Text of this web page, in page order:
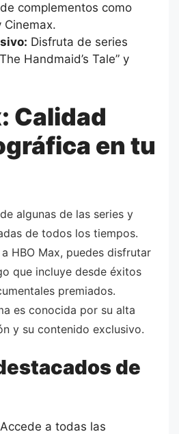
complementos como
Cinemax.
Disfruta de series
Handmaid’s Tale” y
Calidad
en tu
algunas de las series y
de todos los tiempos.
HBO Max, puedes disfrutar
que incluye desde éxitos
premiados.
es conocida por su alta
y su contenido exclusivo.
de
Accede a todas las